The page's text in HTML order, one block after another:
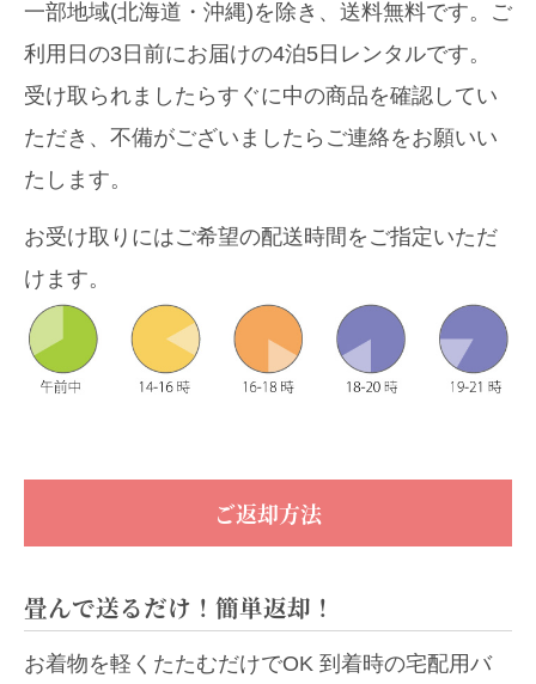
一部地域(北海道・沖縄)を除き、送料無料です。ご
利用日の3日前にお届けの4泊5日レンタルです。
受け取られましたらすぐに中の商品を確認してい
ただき、不備がございましたらご連絡をお願いい
たします。
お受け取りにはご希望の配送時間をご指定いただ
けます。
ご返却方法
畳んで送るだけ！簡単返却！
お着物を軽くたたむだけでOK 到着時の宅配用バ